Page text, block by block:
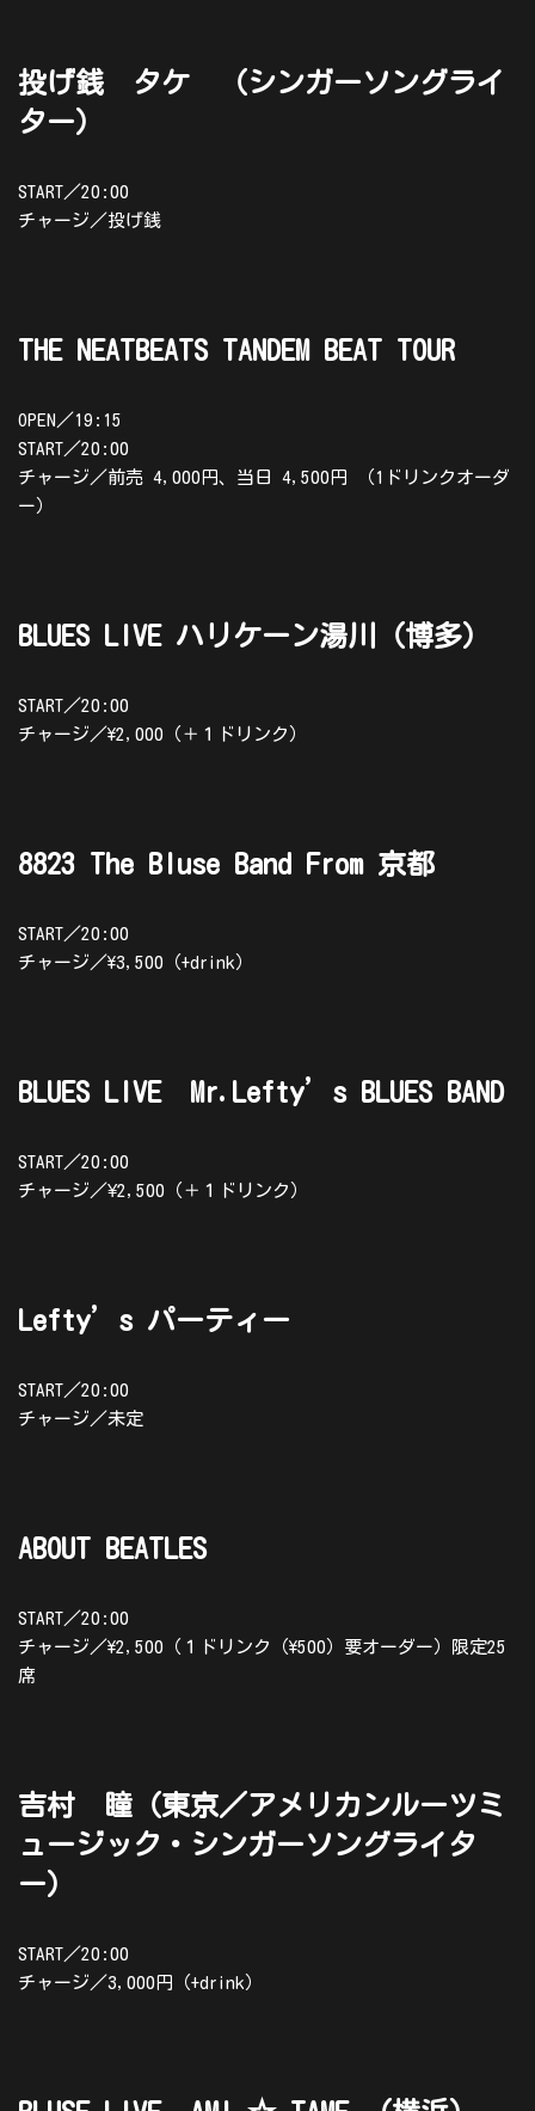
投げ銭 タケ （シンガーソングライ
ター）
START／20:00
チャージ／投げ銭
THE NEATBEATS TANDEM BEAT TOUR
OPEN／19:15
START／20:00
チャージ／前売 4,000円、当日 4,500円 （1ドリンクオーダ
ー）
BLUES LIVE ハリケーン湯川（博多）
START／20:00
チャージ／\2,000（＋１ドリンク）
8823 The Bluse Band From 京都
START／20:00
チャージ／\3,500（+drink）
BLUES LIVE Mr.Lefty’s BLUES BAND
START／20:00
チャージ／¥2,500（＋１ドリンク）
Lefty’s パーティー
START／20:00
チャージ／未定
ABOUT BEATLES
START／20:00
チャージ／\2,500（１ドリンク（\500）要オーダー）限定25
席
吉村 瞳（東京／アメリカンルーツミ
ュージック・シンガーソングライタ
ー）
START／20:00
チャージ／3,000円（+drink）